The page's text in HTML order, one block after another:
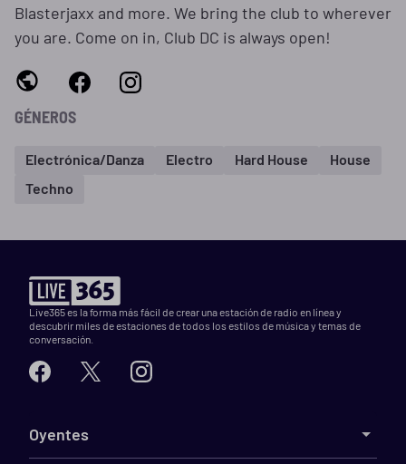
Blasterjaxx and more. We bring the club to wherever
you are. Come on in, Club DC is always open!
GÉNEROS
Electrónica/Danza Electro Hard House
House
Techno
Live365 es la forma más fácil de crear una estación de radio en línea y
descubrir miles de estaciones de todos los estilos de música y temas de
conversación.
Oyentes